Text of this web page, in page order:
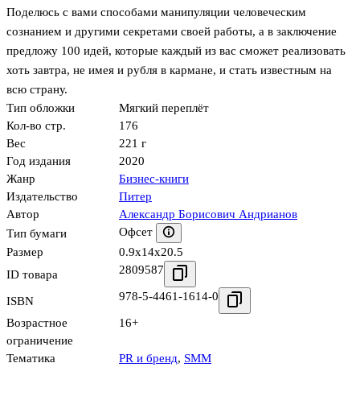
Поделюсь с вами способами манипуляции человеческим
сознанием и другими секретами своей работы, а в заключение
предложу 100 идей, которые каждый из вас сможет реализовать
хоть завтра, не имея и рубля в кармане, и стать известным на
всю страну.
Тип обложки
Мягкий переплёт
Кол-во стр.
176
Вес
221 г
Год издания
2020
Жанр
Бизнес-книги
Издательство
Питер
Автор
Александр Борисович Андрианов
Тип бумаги
Офсет
Размер
0.9x14x20.5
ID товара
2809587
ISBN 978-5-4461-1614-0
Возрастное
ограничение
16+
Тематика PR и бренд, SMM